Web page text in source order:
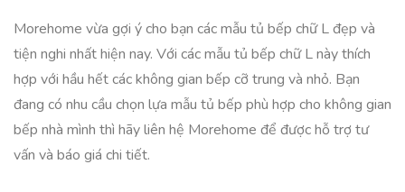
Morehome vừa gợi ý cho bạn các mẫu tủ bếp chữ L đẹp và
tiện nghi nhất hiện nay. Với các mẫu tủ bếp chữ L này thích
hợp với hầu hết các không gian bếp cỡ trung và nhỏ. Bạn
đang có nhu cầu chọn lựa mẫu tủ bếp phù hợp cho không gian
bếp nhà mình thì hãy liên hệ Morehome để được hỗ trợ tư
vấn và báo giá chi tiết.